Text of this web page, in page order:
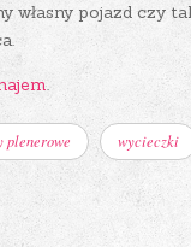
własny pojazd czy
.
plenerowe wycieczki